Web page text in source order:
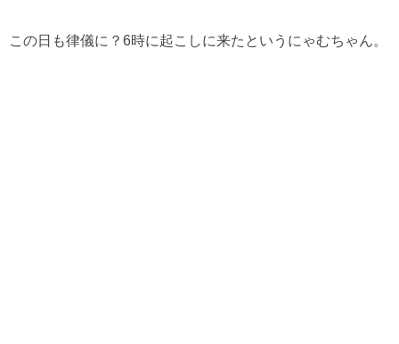
この日も律儀に？6時に起こしに来たというにゃむちゃん。